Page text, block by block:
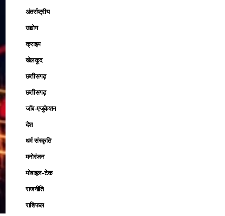
अंतर्राष्ट्रीय
उद्योग
क्राइम
खेलकूद
छत्तीसगढ़
छत्तीसगढ़
जॉब-एजुकेशन
देश
धर्म संस्कृति
मनोरंजन
मोबाइल-टेक
राजनीति
राशिफल